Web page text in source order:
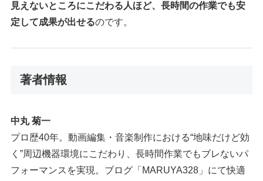
見えないところにこだわる人ほど、長時間の作業でも安
定して成果が出せるのです。
著者情報
中丸 菊一
プロ歴40年。動画編集・音楽制作における“地味だけど効
く”周辺機器環境にこだわり、長時間作業でもブレないパ
フォーマンスを実現。ブログ「MARUYA328」にて快適